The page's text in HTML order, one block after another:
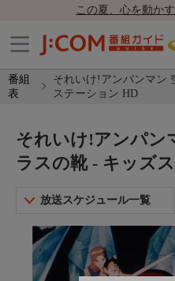
この夏、心を動か
番組
表
それいけ!アンパンマン
ステーション HD
それいけ!アンパン
ラスの靴 - キッズ
放送スケジュール一覧